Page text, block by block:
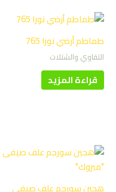
طماطم أرضي نورا 765
التقاوي والشتلات
قراءة المزيد
هجين سورجم علف صيفى